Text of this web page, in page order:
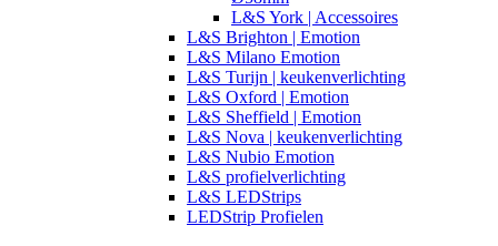
L&S York | Accessoires
L&S Brighton | Emotion
L&S Milano Emotion
L&S Turijn | keukenverlichting
L&S Oxford | Emotion
L&S Sheffield | Emotion
L&S Nova | keukenverlichting
L&S Nubio Emotion
L&S profielverlichting
L&S LEDStrips
LEDStrip Profielen